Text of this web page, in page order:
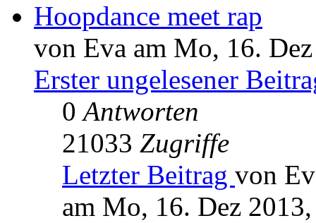
Hoopdance meet rap
von Eva am Mo, 16.
Erster ungelesener
0Antworten
21033 Zugriffe
Letzter Beitrag von
am Mo, 16. Dez